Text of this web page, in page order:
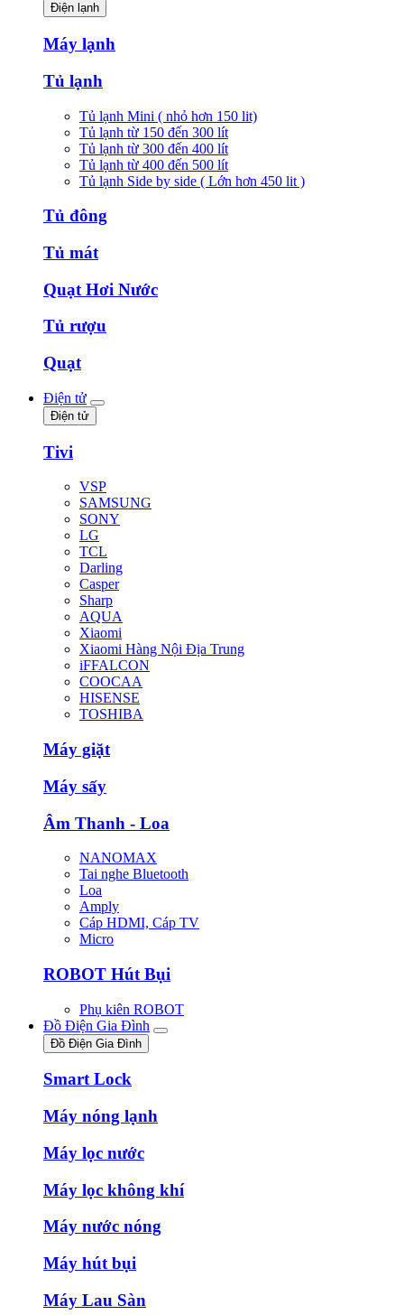
Điện lạnh
Máy lạnh
Tủ lạnh
Tủ lạnh Mini ( nhỏ hơn 150 lit)
Tủ lạnh từ 150 đến 300 lít
Tủ lạnh từ 300 đến 400 lít
Tủ lạnh từ 400 đến 500 lít
Tủ lạnh Side by side ( Lớn hơn 450 lit )
Tủ đông
Tủ mát
Quạt Hơi Nước
Tủ rượu
Quạt
Điện tử
Điện tử
Tivi
VSP
SAMSUNG
SONY
LG
TCL
Darling
Casper
Sharp
AQUA
Xiaomi
Xiaomi Hàng Nội Địa Trung
iFFALCON
COOCAA
HISENSE
TOSHIBA
Máy giặt
Máy sấy
Âm Thanh - Loa
NANOMAX
Tai nghe Bluetooth
Loa
Amply
Cáp HDMI, Cáp TV
Micro
ROBOT Hút Bụi
Phụ kiên ROBOT
Đồ Điện Gia Đình
Đồ Điện Gia Đình
Smart Lock
Máy nóng lạnh
Máy lọc nước
Máy lọc không khí
Máy nước nóng
Máy hút bụi
Máy Lau Sàn